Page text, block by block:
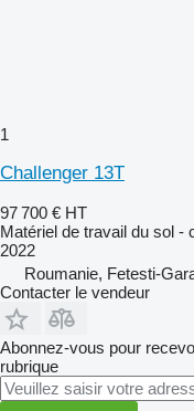
1
Challenger 13T
97 700 € HT
Matériel de travail du sol -
2022
Roumanie, Fetesti-
Contacter le vendeur
Abonnez-vous pour
rubrique